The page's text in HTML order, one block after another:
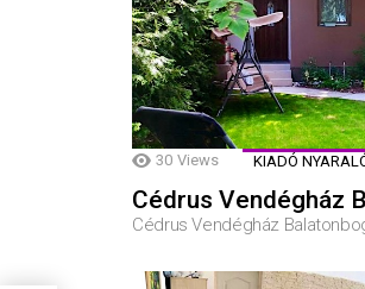
30 Views KIADÓ
Cédrus Vendégház
Cédrus Vendégház